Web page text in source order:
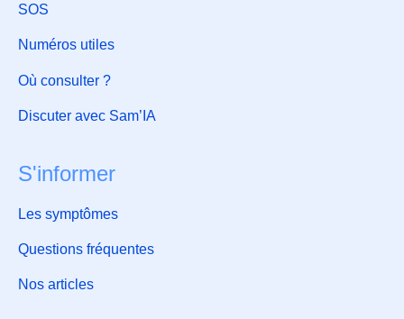
SOS
Numéros utiles
Où consulter ?
Discuter avec Sam’IA
S'informer
Les symptômes
Questions fréquentes
Nos articles